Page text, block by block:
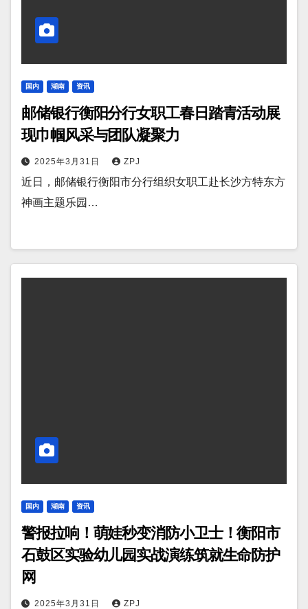
国内 湖南 资讯
邮储银行衡阳分行女职工春日踏青活动展
现巾帼风采与团队凝聚力
2025年3月31日 ZPJ
近日，邮储银行衡阳市分行组织女职工赴长沙方特东方
神画主题乐园…
国内 湖南 资讯
警报拉响！萌娃秒变消防小卫士！衡阳市
石鼓区实验幼儿园实战演练筑就生命防护
网
2025年3月31日 ZPJ